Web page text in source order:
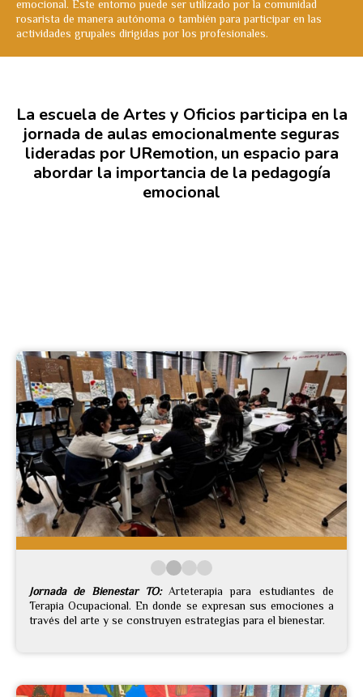
emocional. Este entorno puede ser utilizado por la comunidad
rosarista de manera autónoma o también para participar en las
actividades grupales dirigidas por los profesionales.
La escuela de Artes y Oficios participa en la
jornada de aulas emocionalmente seguras
lideradas por URemotion, un espacio para
abordar la importancia de la pedagogía
emocional
Jornada de Bienestar TO: Arteterapia para estudiantes de
Terapia Ocupacional. En donde se expresan sus emociones a
través del arte y se construyen estrategias para el bienestar.